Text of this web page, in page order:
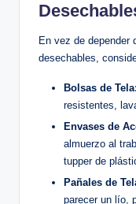
En vez de depender
desechables,
Bolsas de Tela:
resistentes,
Envases de
almuerzo al
tupper de
Pañales de
parecer un lío,